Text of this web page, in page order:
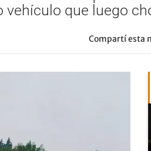
que luego
Compartí esta